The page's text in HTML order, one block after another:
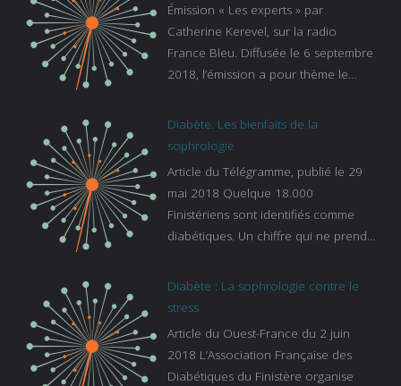
Émission « Les experts » par
Catherine Kerevel, sur la radio
France Bleu. Diffusée le 6 septembre
2018, l’émission a pour thème le
bleu :
https://www.francebleu.fr/emissions/l
sur-le-sommeil
Diabète. Les bienfaits de la
sophrologie
Article du Télégramme, publié le 29
mai 2018 Quelque 18.000
Finistériens sont identifiés comme
diabétiques. Un chiffre qui ne prend
s’ignorent. « C’est une pathologie qui
continue à augmenter, souligne
de la Caisse primaire d’assurance-
maladie. C’est aussi une pathologie
Diabète : La sophrologie contre le
stress
Article du Ouest-France du 2 juin
2018 L’Association Française des
Diabétiques du Finistère organise